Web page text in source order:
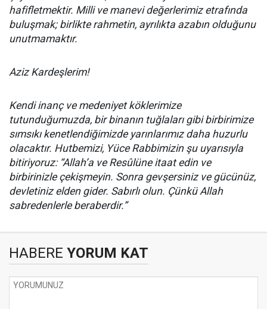
hafifletmektir. Milli ve manevi değerlerimiz etrafında
buluşmak; birlikte rahmetin, ayrılıkta azabın olduğunu
unutmamaktır.
Aziz Kardeşlerim!
Kendi inanç ve medeniyet köklerimize
tutunduğumuzda, bir binanın tuğlaları gibi birbirimize
sımsıkı kenetlendiğimizde yarınlarımız daha huzurlu
olacaktır. Hutbemizi, Yüce Rabbimizin şu uyarısıyla
bitiriyoruz: “Allah’a ve Resûlüne itaat edin ve
birbirinizle çekişmeyin. Sonra gevşersiniz ve gücünüz,
devletiniz elden gider. Sabırlı olun. Çünkü Allah
sabredenlerle beraberdir.”
HABERE YORUM KAT